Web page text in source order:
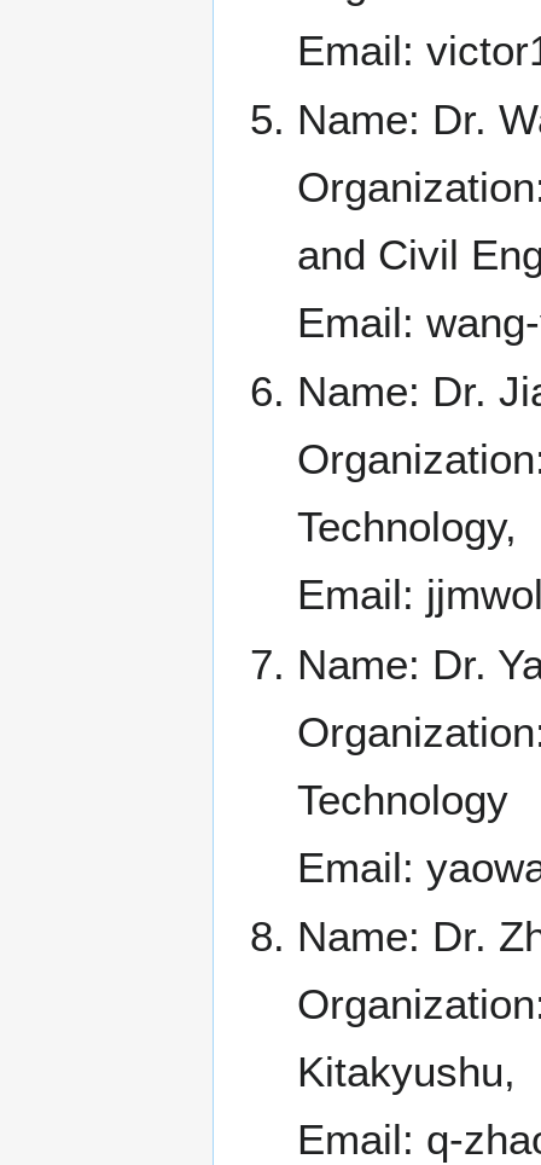
Email:
Name: Dr.
and Civil
Email:
Name: Dr.
Technology,
Email:
Name: Dr.
Technology
Email:
Name: Dr.
Kitakyushu,
Email: q-